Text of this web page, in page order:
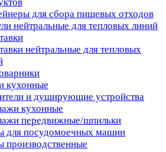
для сбора пищевых отходов
нейтральные для тепловых линий
нейтральные для тепловых
кухонные
и душирующие устройства
кухонные
передвижные/шпильки
для посудомоечных машин
производственные